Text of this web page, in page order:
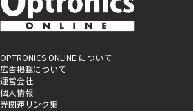
OPTRONICS ONLINE について
広告掲載について
運営会社
個人情報
光関連リンク集